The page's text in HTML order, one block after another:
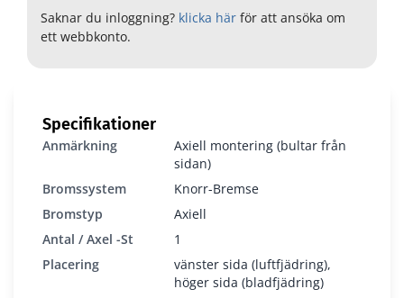
Saknar du inloggning? klicka här för att ansöka om
ett webbkonto.
Specifikationer
Anmärkning
Axiell montering (bultar från
sidan)
Bromssystem
Knorr-Bremse
Bromstyp
Axiell
Antal / Axel -st
1
Placering
vänster sida (luftfjädring),
höger sida (bladfjädring)